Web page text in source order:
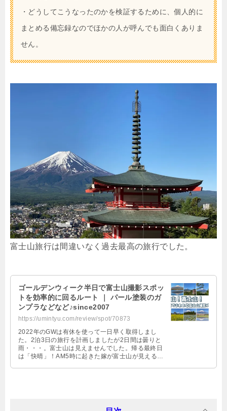
・どうしてこうなったのかを検証するために、個人的に
まとめる備忘録なのでほかの人が呼んでも面白くありま
せん。
富士山旅行は間違いなく過去最高の旅行でした。
ゴールデンウィーク半日で富士山撮影スポッ
トを効率的に回るルート ｜ パール塗装のガ
ンプラなどなど♪since2007
https://umintyu.com/review/spot/70873
2022年のGWは有休を使って一日早く取得しまし
た。2泊3日の旅行を計画しましたが2日間は曇りと
雨・・・。富士山は見えませんでした。帰る最終日
は「快晴」！AM5時に起きた嫁が富士山が見えるこ